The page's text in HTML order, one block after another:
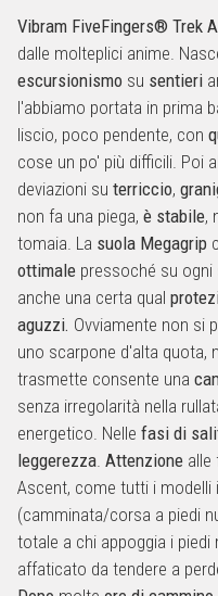
Vibram FiveFingers® Trek
dalle molteplici anime.
escursionismo su sentieri
l'abbiamo portata in prima
liscio, poco pendente, con
cose un po' più difficili. Poi
deviazioni su terriccio,
non fa una piega, è stabile,
tomaia. La suola Megagrip
ottimale pressoché su ogni
anche una certa qual
aguzzi. Ovviamente non si
uno scarpone d'alta quota,
trasmette consente una
senza irregolarità nella
energetico. Nelle fasi di
leggerezza Attenzione alle
Ascent, come tutti i modelli
(camminata/corsa a piedi
totale a chi appoggia i
affaticato da tendere a